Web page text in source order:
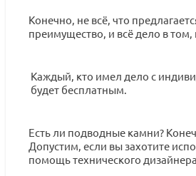
Конечно, не всё, что
преимущество, и всё дело в
Каждый, кто имел дело с
будет бесплатным.
Есть ли подводные камни?
Допустим, если вы захотите
помощь технического